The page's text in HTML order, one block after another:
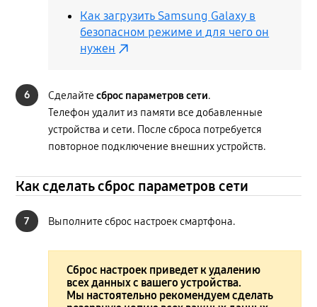
Как загрузить Samsung Galaxy в
безопасном режиме и для чего он
нужен
6 Сделайтесброс параметров сети.
Телефон удалит из памяти все добавленные
устройства и сети. После сброса потребуется
повторное подключение внешних устройств.
Как сделать сброс параметров сети
7 Выполните сброс настроек смартфона.
Сброс настроек приведет к удалению
всех данных с вашего устройства.
Мы настоятельно рекомендуем сделать